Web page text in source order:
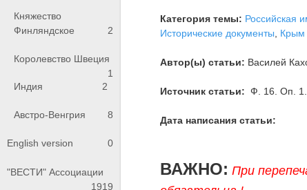
Княжество
Финляндское
2
Королевство Швеция
1
Индия
2
Австро-Венгрия 8
English version 0
"ВЕСТИ" Ассоциации
1919
Категория темы: Российская
Исторические документы, Крым
Автор(ы) статьи: Василей
Источник статьи: Ф. 16. Оп. 1.
Дата написания статьи:
ВАЖНО: При